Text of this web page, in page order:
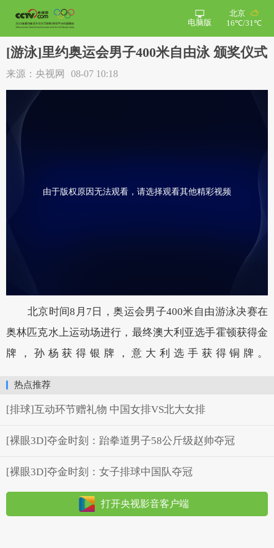
北京
16℃/31℃
电脑版
[游泳]里约奥运会男子400米自由泳 颁奖仪式
来源：央视网 08-07 10:18
由于版权原因无法观看，请选择观看其他精彩视频
北京时间8月7日，奥运会男子400米自由游泳决赛在
奥林匹克水上运动场进行，最终澳大利亚选手霍顿获得金
牌，孙杨获得银牌，意大利选手获得铜牌。
热点推荐
[排球]互动环节赠礼物 中国女排VS北大女排
[裸眼3D]夺金时刻：跆拳道男子58公斤级赵帅夺冠
[裸眼3D]夺金时刻：女子排球中国队夺冠
打开央视影音客户端